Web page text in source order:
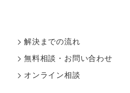
解決までの流れ
無料相談・お問い合わせ
オンライン相談